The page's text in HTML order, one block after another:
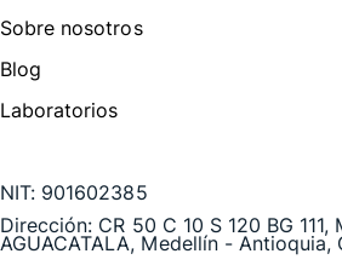
Sobre nosotros
Blog
Laboratorios
NIT: 901602385
Dirección: CR 50 C 10 S 120 BG 111,
AGUACATALA, Medellín - Antioquia,